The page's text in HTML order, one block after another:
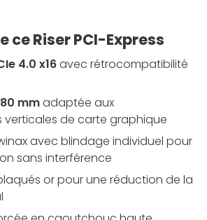
ce Riser PCI-Express
4.0 x16avec rétrocompatibilité
mmadaptée aux
de carte graphique
avec blindage individuel pour
sans interférence
or pour une réduction de la